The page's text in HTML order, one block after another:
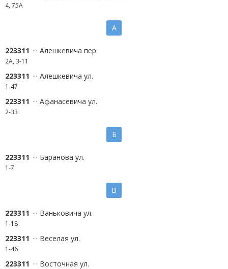
4, 75А
А
223311 Алешкевича пер.
2А, 3-11
223311 Алешкевича ул.
1-47
223311 Афанасевича ул.
2-33
Б
223311 Баранова ул.
1-7
В
223311 Ваньковича ул.
1-18
223311 Веселая ул.
1-46
223311 Восточная ул.